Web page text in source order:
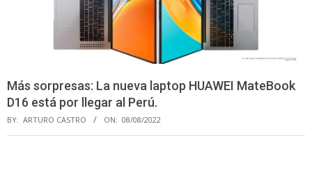
Más sorpresas: La nueva laptop HUAWEI MateBook
D16 está por llegar al Perú.
BY: ARTURO CASTRO ON: 08/08/2022